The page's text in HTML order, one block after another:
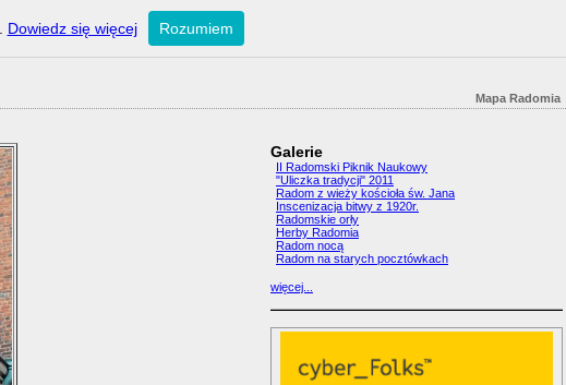
Mapa Radomia
Galerie
II Radomski Piknik Naukowy
"Uliczka tradycji" 2011
Radom z wieży kościoła św. Jana
Inscenizacja bitwy z 1920r.
Radomskie orły
Herby Radomia
Radom nocą
Radom na starych pocztówkach
więcej...
Dowiedz się więcej Rozumiem